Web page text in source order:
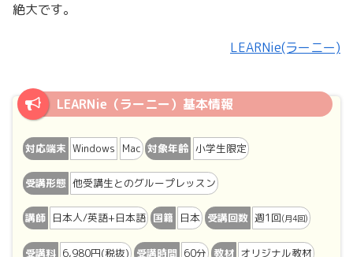
絶大です。
LEARNie(ラーニー)
LEARNie（ラーニー）基本情報
対応端末 Windows Mac 対象年齢 小学生限定
受講形態 他受講生とのグループレッスン
講師 日本人/英語+日本語 国籍 日本 受講回数 週1回(月4回)
受講料 6,980円(税抜) 受講時間 60分 教材 オリジナル教材